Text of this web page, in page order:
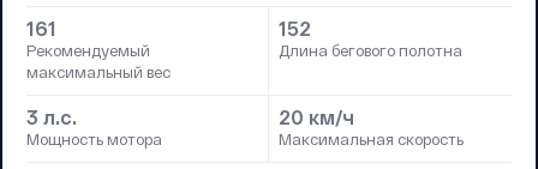
161
Рекомендуемый
максимальный вес
152
Длина бегового полотна
3 л.с.
Мощность мотора
20 км/ч
Максимальная скорость